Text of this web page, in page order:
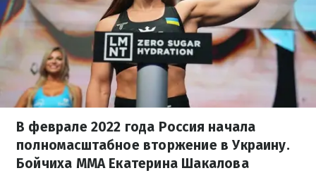
В феврале 2022 года Россия начала
полномасштабное вторжение в Украину.
Бойчиха ММА Екатерина Шакалова